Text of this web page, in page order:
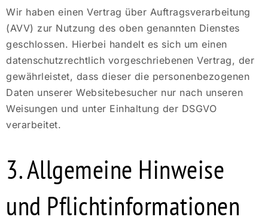
Wir haben einen Vertrag über Auftragsverarbeitung
(AVV) zur Nutzung des oben genannten Dienstes
geschlossen. Hierbei handelt es sich um einen
datenschutzrechtlich vorgeschriebenen Vertrag, der
gewährleistet, dass dieser die personenbezogenen
Daten unserer Websitebesucher nur nach unseren
Weisungen und unter Einhaltung der DSGVO
verarbeitet.
3. Allgemeine Hinweise
und Pflicht­informationen